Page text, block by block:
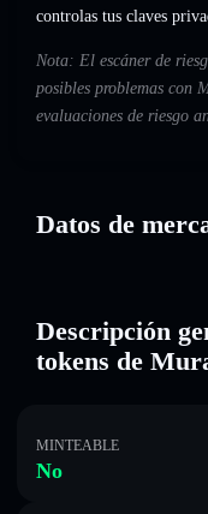
controlas tus claves
Nota: El escáner de
posibles problemas con
evaluaciones de riesgo
Datos de
Descripción
tokens de
MINTEABLE
No